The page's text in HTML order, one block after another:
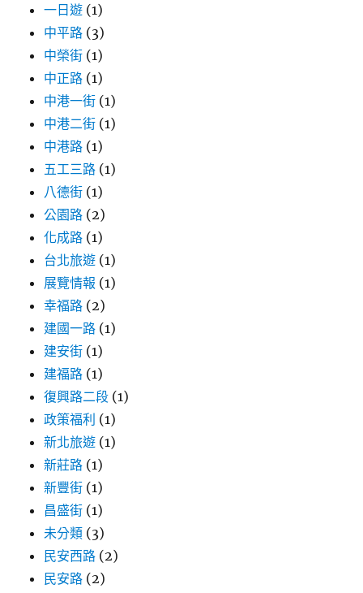
一日遊 (1)
中平路 (3)
中榮街 (1)
中正路 (1)
中港一街 (1)
中港二街 (1)
中港路 (1)
五工三路 (1)
八德街 (1)
公園路 (2)
化成路 (1)
台北旅遊 (1)
展覽情報 (1)
幸福路 (2)
建國一路 (1)
建安街 (1)
建福路 (1)
復興路二段 (1)
政策福利 (1)
新北旅遊 (1)
新莊路 (1)
新豐街 (1)
昌盛街 (1)
未分類 (3)
民安西路 (2)
民安路 (2)